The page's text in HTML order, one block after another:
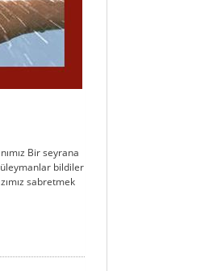
Bir seyrana
bildiler
sabretmek